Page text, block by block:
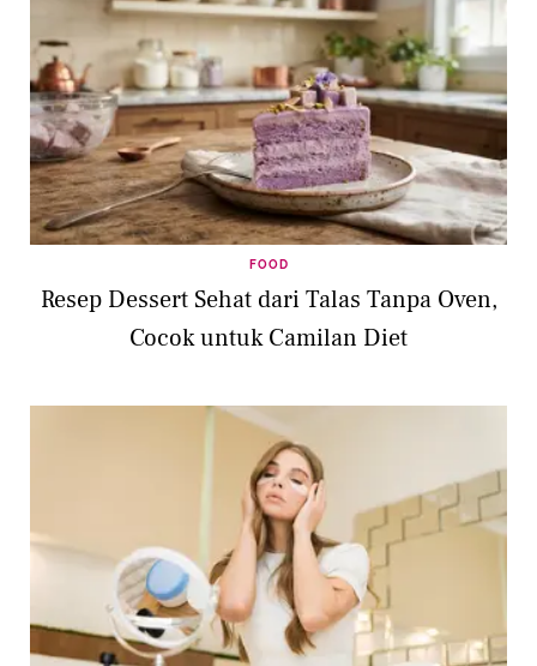
FOOD
Resep Dessert Sehat dari Talas Tanpa Oven,
Cocok untuk Camilan Diet